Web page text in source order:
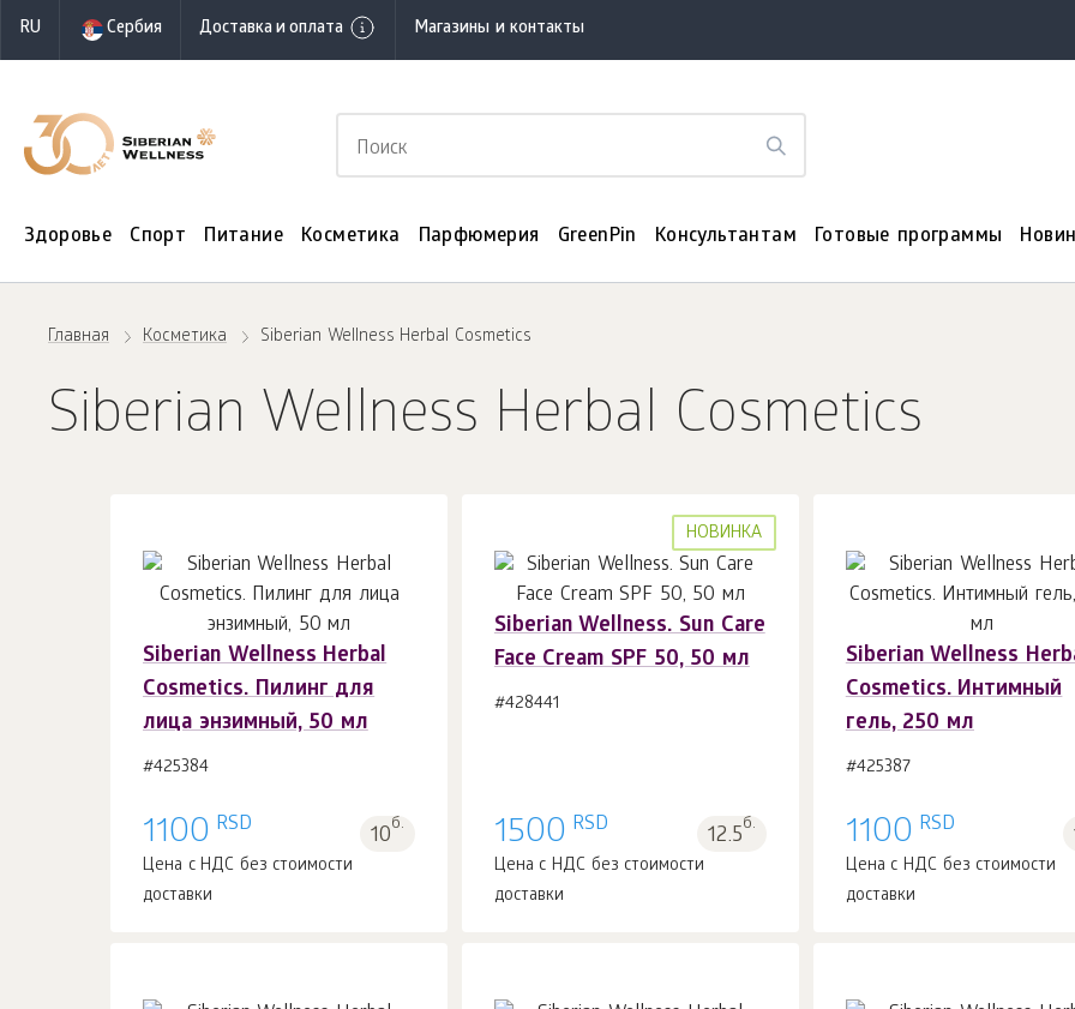
RU Сербия Доставка и оплата Магазины и контакты
Здоровье Спорт Питание Косметика Парфюмерия GreenPin Консультантам Готовые программы
Главная Косметика Siberian Wellness Herbal Cosmetics
Siberian Wellness Herbal Cosmetics
Siberian Wellness Herbal
Cosmetics. Пилинг для
лица энзимный, 50 мл
#425384
1100 RSD 10б.
Цена с НДС без стоимости
доставки
В корзину 1шт.
НОВИНКА
Siberian Wellness. Sun Сare
Face Cream SPF 50, 50 мл
#428441
1500 RSD 12.5б.
Цена с НДС без стоимости
доставки
Siberian Wellness
Cosmetics. Интимный
гель, 250 мл
#425387
1100 RSD
Цена с НДС без стоимости
доставки
В корзину 1шт.